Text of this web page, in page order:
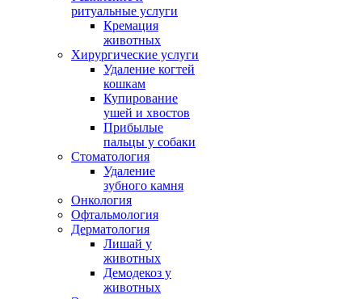
ритуальные услуги
Кремация
животных
Хирургические услуги
Удаление когтей
кошкам
Купирование
ушей и хвостов
Прибылые
пальцы у собаки
Стоматология
Удаление
зубного камня
Онкология
Офтальмология
Дерматология
Лишай у
животных
Демодекоз у
животных